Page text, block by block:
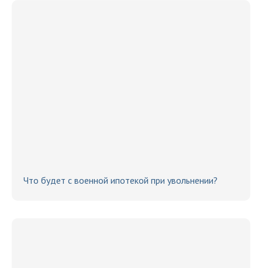
Что будет с военной ипотекой при увольнении?